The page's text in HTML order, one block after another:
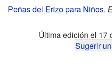
Peñas del Erizo para Niños.
Última edición el 17
Sugerir